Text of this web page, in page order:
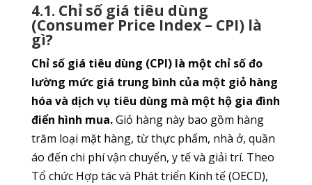
4.1. Chỉ số giá tiêu dùng
(Consumer Price Index – CPI) là
gì?
Chỉ số giá tiêu dùng (CPI) là một chỉ số đo
lường mức giá trung bình của một giỏ hàng
hóa và dịch vụ tiêu dùng mà một hộ gia đình
điển hình mua.Giỏ hàng này bao gồm hàng
trăm loại mặt hàng, từ thực phẩm, nhà ở, quần
áo đến chi phí vận chuyển, y tế và giải trí. Theo
Tổ chức Hợp tác và Phát triển Kinh tế (OECD),